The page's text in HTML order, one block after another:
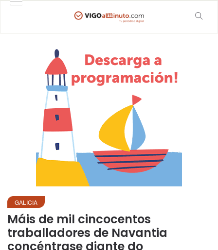
GALICIA
Máis de mil cincocentos
traballadores de Navantia
concéntrase diante do